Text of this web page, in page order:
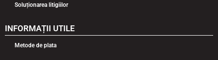
Soluționarea litigiilor
INFORMAȚII UTILE
Metode de plata